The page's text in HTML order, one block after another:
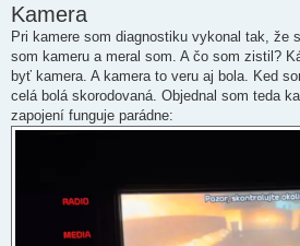
Kamera
Pri kamere som diagnostiku vykonal tak, že
som kameru a meral som. A čo som zistil?
byť kamera. A kamera to veru aj bola. Ked
celá bolá skorodovaná. Objednal som teda
zapojení funguje parádne: